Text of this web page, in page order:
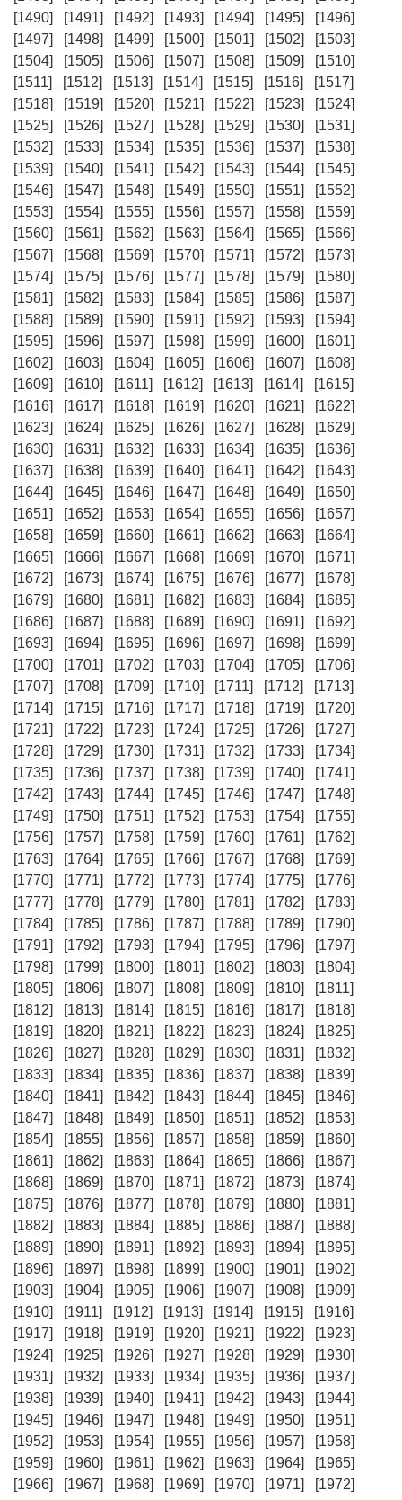
[1490]
[1491] [1492] [1493] [1494] [1495]
[1496]
[1497]
[1498] [1499] [1500] [1501] [1502]
[1503]
[1504]
[1505] [1506] [1507] [1508] [1509]
[1510]
[1511]
[1512] [1513] [1514] [1515] [1516]
[1517]
[1518]
[1519] [1520] [1521] [1522] [1523]
[1524]
[1525]
[1526] [1527] [1528] [1529] [1530]
[1531]
[1532]
[1533] [1534] [1535] [1536] [1537]
[1538]
[1539]
[1540] [1541] [1542] [1543] [1544]
[1545]
[1546]
[1547] [1548] [1549] [1550] [1551]
[1552]
[1553]
[1554] [1555] [1556] [1557] [1558]
[1559]
[1560]
[1561] [1562] [1563] [1564] [1565]
[1566]
[1567]
[1568] [1569] [1570] [1571] [1572]
[1573]
[1574]
[1575] [1576] [1577] [1578] [1579]
[1580]
[1581]
[1582] [1583] [1584] [1585] [1586]
[1587]
[1588]
[1589] [1590] [1591] [1592] [1593]
[1594]
[1595]
[1596] [1597] [1598] [1599] [1600]
[1601]
[1602]
[1603] [1604] [1605] [1606] [1607]
[1608]
[1609]
[1610] [1611] [1612] [1613] [1614]
[1615]
[1616]
[1617] [1618] [1619] [1620] [1621]
[1622]
[1623]
[1624] [1625] [1626] [1627] [1628]
[1629]
[1630]
[1631] [1632] [1633] [1634] [1635]
[1636]
[1637]
[1638] [1639] [1640] [1641] [1642]
[1643]
[1644]
[1645] [1646] [1647] [1648] [1649]
[1650]
[1651]
[1652] [1653] [1654] [1655] [1656]
[1657]
[1658]
[1659] [1660] [1661] [1662] [1663]
[1664]
[1665]
[1666] [1667] [1668] [1669] [1670]
[1671]
[1672]
[1673] [1674] [1675] [1676] [1677]
[1678]
[1679]
[1680] [1681] [1682] [1683] [1684]
[1685]
[1686]
[1687] [1688] [1689] [1690] [1691]
[1692]
[1693]
[1694] [1695] [1696] [1697] [1698]
[1699]
[1700]
[1701] [1702] [1703] [1704] [1705]
[1706]
[1707]
[1708] [1709] [1710] [1711] [1712]
[1713]
[1714]
[1715] [1716] [1717] [1718] [1719]
[1720]
[1721]
[1722] [1723] [1724] [1725] [1726]
[1727]
[1728]
[1729] [1730] [1731] [1732] [1733]
[1734]
[1735]
[1736] [1737] [1738] [1739] [1740]
[1741]
[1742]
[1743] [1744] [1745] [1746] [1747]
[1748]
[1749]
[1750] [1751] [1752] [1753] [1754]
[1755]
[1756]
[1757] [1758] [1759] [1760] [1761]
[1762]
[1763]
[1764] [1765] [1766] [1767] [1768]
[1769]
[1770]
[1771] [1772] [1773] [1774] [1775]
[1776]
[1777]
[1778] [1779] [1780] [1781] [1782]
[1783]
[1784]
[1785] [1786] [1787] [1788] [1789]
[1790]
[1791]
[1792] [1793] [1794] [1795] [1796]
[1797]
[1798]
[1799] [1800] [1801] [1802] [1803]
[1804]
[1805]
[1806] [1807] [1808] [1809] [1810]
[1811]
[1812]
[1813] [1814] [1815] [1816] [1817]
[1818]
[1819]
[1820] [1821] [1822] [1823] [1824]
[1825]
[1826]
[1827] [1828] [1829] [1830] [1831]
[1832]
[1833]
[1834] [1835] [1836] [1837] [1838]
[1839]
[1840]
[1841] [1842] [1843] [1844] [1845]
[1846]
[1847]
[1848] [1849] [1850] [1851] [1852]
[1853]
[1854]
[1855] [1856] [1857] [1858] [1859]
[1860]
[1861]
[1862] [1863] [1864] [1865] [1866]
[1867]
[1868]
[1869] [1870] [1871] [1872] [1873]
[1874]
[1875]
[1876] [1877] [1878] [1879] [1880]
[1881]
[1882]
[1883] [1884] [1885] [1886] [1887]
[1888]
[1889]
[1890] [1891] [1892] [1893] [1894]
[1895]
[1896]
[1897] [1898] [1899] [1900] [1901]
[1902]
[1903]
[1904] [1905] [1906] [1907] [1908]
[1909]
[1910]
[1911] [1912] [1913] [1914] [1915]
[1916]
[1917]
[1918] [1919] [1920] [1921] [1922]
[1923]
[1924]
[1925] [1926] [1927] [1928] [1929]
[1930]
[1931]
[1932] [1933] [1934] [1935] [1936]
[1937]
[1938]
[1939] [1940] [1941] [1942] [1943]
[1944]
[1945]
[1946] [1947] [1948] [1949] [1950]
[1951]
[1952]
[1953] [1954] [1955] [1956] [1957]
[1958]
[1959]
[1960] [1961] [1962] [1963] [1964]
[1965]
[1966]
[1967] [1968] [1969] [1970] [1971]
[1972]